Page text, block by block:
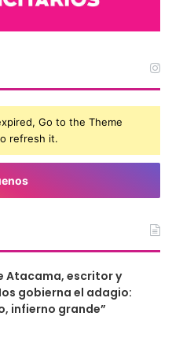
Go to the Theme
refresh it.
Atacama, escritor y
gobierna el adagio:
infierno grande”